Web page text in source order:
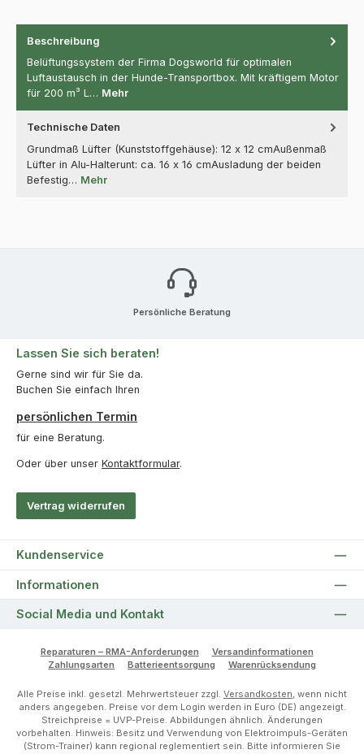
Beschreibung
Belüftungssystem der Firma Dogsworld für optimalen
Luftaustausch in der Hunde-Transportbox. Mit kräftigem Motor
für 200 m³ L… Mehr
Technische Daten
Grundmaß Lüfter (Kunststoffgehäuse): 12 x 12 cmAußenmaß
Lüfter in Alu-Halterunt: ca. 16 x 16 cmAusladung der beiden
Befestig… Mehr
Persönliche Beratung
Lassen Sie sich beraten!
Gerne sind wir für Sie da.
Buchen Sie einfach Ihren
persönlichen Termin
für eine Beratung.
Oder über unser Kontaktformular.
Vertrag widerrufen
Kundenservice
Informationen
Social Media und Kontakt
Reparaturen – RMA-Anforderungen
Versandinformationen
Zahlungsarten
Batterieentsorgung Warenrücksendung
Alle Preise inkl. gesetzl. Mehrwertsteuer zzgl. Versandkosten, wenn nicht
anders angegeben. Preise vor dem Login werden in Euro (DE) angezeigt.
Streichpreise = UVP-Preise. Abbildungen ähnlich. Änderungen
vorbehalten. Hinweis: Besitz und Verwendung von Elektroimpuls-Geräten
(Strom-Trainer) kann regional reglementiert sein. Bitte informieren Sie